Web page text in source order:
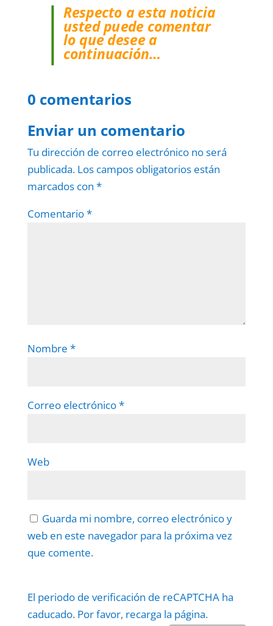
Respecto a esta noticia
usted puede comentar
lo que desee a
continuación…
0 comentarios
Enviar un comentario
Tu dirección de correo electrónico no será
publicada. Los campos obligatorios están
marcados con *
Comentario*
Nombre *
Correo electrónico*
Web
Guarda mi nombre, correo electrónico y
web en este navegador para la próxima vez
que comente.
El periodo de verificación de reCAPTCHA ha
caducado. Por favor, recarga la página.